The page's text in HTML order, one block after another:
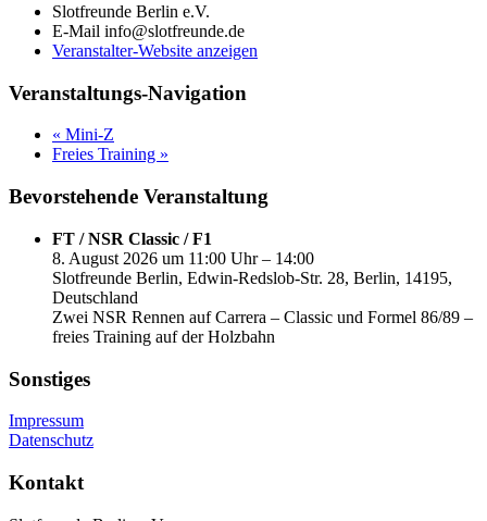
Slotfreunde Berlin e.V.
E-Mail info@slotfreunde.de
Veranstalter-Website anzeigen
Veranstaltungs-Navigation
« Mini-Z
Freies Training »
Bevorstehende Veranstaltung
FT / NSR Classic / F1
8. August 2026 um 11:00 Uhr – 14:00
Slotfreunde Berlin, Edwin-Redslob-Str. 28, Berlin, 14195,
Deutschland
Zwei NSR Rennen auf Carrera – Classic und Formel 86/89 –
freies Training auf der Holzbahn
Sonstiges
Impressum
Datenschutz
Kontakt